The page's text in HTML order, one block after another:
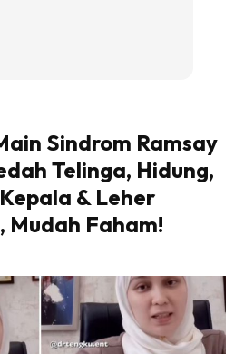
Sindrom Ramsay
Telinga, Hidung,
& Leher
Mudah Faham!